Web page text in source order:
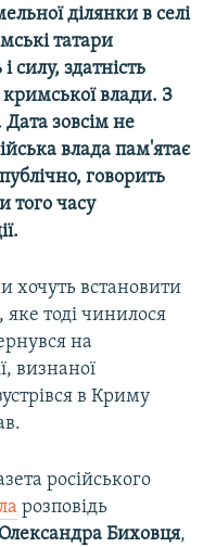
ділянки в селі
татари
силу, здатність
влади. З
зовсім не
влада пам'ятає
говорить
того часу
хочуть встановити
яке тоді чинилося
на
визнаної
в Криму
російського
розповідь
Олександра Биховця,